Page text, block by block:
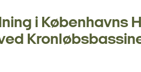
i Københavns